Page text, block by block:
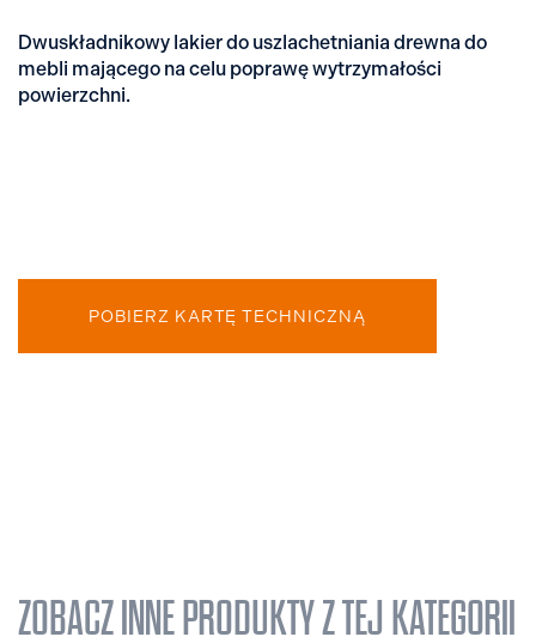
Dwuskładnikowy lakier do uszlachetniania drewna do
mebli mającego na celu poprawę wytrzymałości
powierzchni.
POBIERZ KARTĘ TECHNICZNĄ
ZOBACZ INNE PRODUKTY Z TEJ KATEGORII